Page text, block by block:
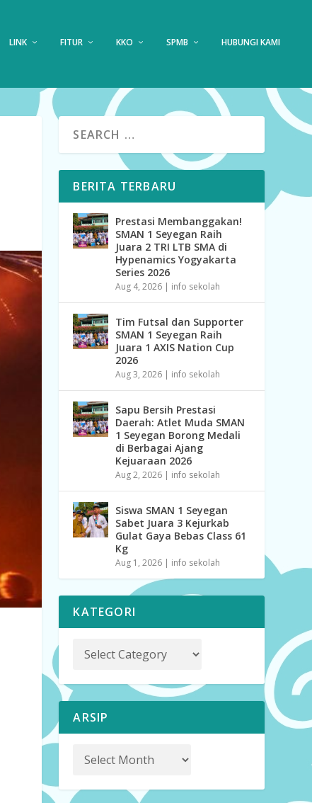
LINK FITUR KKO SPMB HUBUNGI KAMI
BERITA TERBARU
Prestasi Membanggakan!
SMAN 1 Seyegan Raih
Juara 2 TRI LTB SMA di
Hypenamics Yogyakarta
Series 2026
Aug 4, 2026 | info sekolah
Tim Futsal dan Supporter
SMAN 1 Seyegan Raih
Juara 1 AXIS Nation Cup
2026
Aug 3, 2026 | info sekolah
Sapu Bersih Prestasi
Daerah: Atlet Muda SMAN
1 Seyegan Borong Medali
di Berbagai Ajang
Kejuaraan 2026
Aug 2, 2026 | info sekolah
Siswa SMAN 1 Seyegan
Sabet Juara 3 Kejurkab
Gulat Gaya Bebas Class 61
Kg
Aug 1, 2026 | info sekolah
KATEGORI
ARSIP